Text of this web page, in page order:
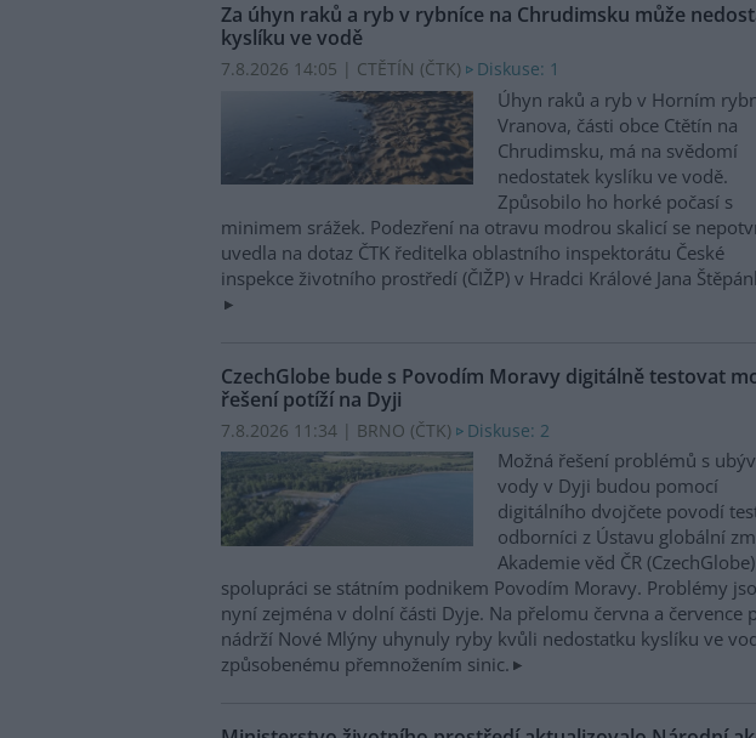
Za úhyn raků a ryb v rybníce na Chrudimsku může
kyslíku ve vodě
7.8.2026 14:05 | CTĚTÍN (ČTK) Diskuse: 1
Úhyn raků a ryb v Horním
Vranova, části obce Ctětín na
Chrudimsku, má na svědomí
nedostatek kyslíku ve vodě.
Způsobilo ho horké počasí s
minimem srážek. Podezření na otravu modrou skalicí se
uvedla na dotaz ČTK ředitelka oblastního inspektorátu České
inspekce životního prostředí (ČIŽP) v Hradci Králové Jana
CzechGlobe bude s Povodím Moravy digitálně testovat
řešení potíží na Dyji
7.8.2026 11:34 | BRNO (ČTK) Diskuse: 2
Možná řešení problémů s
vody v Dyji budou pomocí
digitálního dvojčete povodí
odborníci z Ústavu globální
Akademie věd ČR
spolupráci se státním podnikem Povodím Moravy. Problémy
nyní zejména v dolní části Dyje. Na přelomu června a července
nádrží Nové Mlýny uhynuly ryby kvůli nedostatku kyslíku ve
způsobenému přemnožením sinic.